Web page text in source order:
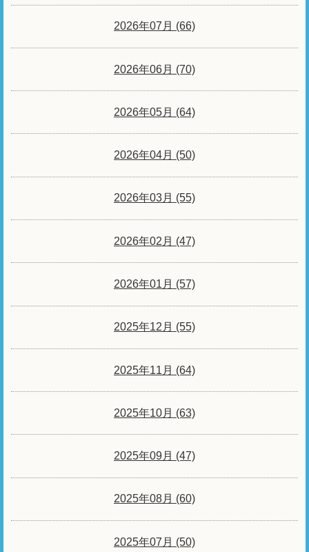
2026年07月 (66)
2026年06月 (70)
2026年05月 (64)
2026年04月 (50)
2026年03月 (55)
2026年02月 (47)
2026年01月 (57)
2025年12月 (55)
2025年11月 (64)
2025年10月 (63)
2025年09月 (47)
2025年08月 (60)
2025年07月 (50)